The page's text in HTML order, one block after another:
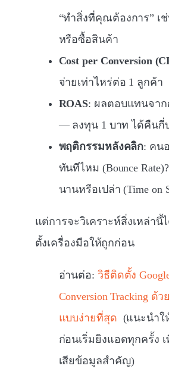
“ทำสิ่งที่คุณต้องการ” เ
หรือซื้อสินค้า
Cost per Conversion
จ่ายเท่าไหร่ต่อ 1 ลูกค้า
ROAS: ผลตอบแทนจา
— ลงทุน 1 บาท ได้คืนกี่
พฤติกรรมหลังคลิก: คน
ทันทีไหม (Bounce
นานหรือเปล่า (Time on
แต่การจะวิเคราะห์สิ่งเหล่า
ตั้งเครื่องมือให้ถูกก่อน
อ่านต่อ: วิธีติดตั้ง
Conversion Tracking ด้ว
แบบง่ายที่สุด (แนะนำใ
ก่อนเริ่มยิงแอดทุกครั้ง เ
เสียข้อมูลสำคัญ)